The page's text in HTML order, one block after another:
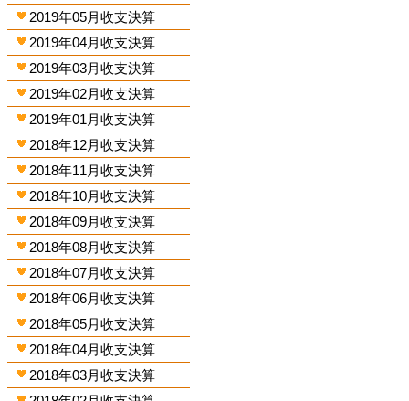
2019年05月收支決算
2019年04月收支決算
2019年03月收支決算
2019年02月收支決算
2019年01月收支決算
2018年12月收支決算
2018年11月收支決算
2018年10月收支決算
2018年09月收支決算
2018年08月收支決算
2018年07月收支決算
2018年06月收支決算
2018年05月收支決算
2018年04月收支決算
2018年03月收支決算